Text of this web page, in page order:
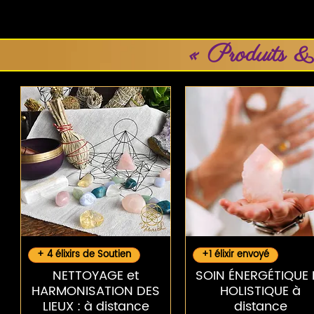
« Produits
Aperçu rapide
+ 4 élixirs de Soutien
NETTOYAGE et
HARMONISATION DES
LIEUX : à distance
Aperçu rapide
+1 élixir envoyé
SOIN ÉNERGÉTIQUE
HOLISTIQUE à
distance